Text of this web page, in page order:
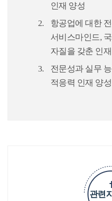
인재 양성
항공업에 대한
서비스마인드,
자질을 갖춘 인
전문성과 실무
적응력 인재 양성
관련